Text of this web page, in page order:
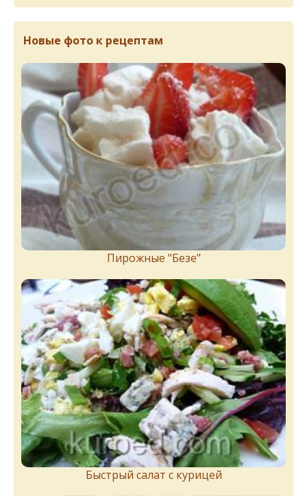
Новые фото к рецептам
Пирожныe "Бeзe"
Быстрый салат с курицей